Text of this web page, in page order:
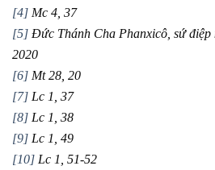
[4] Mc 4, 37
[5] Đức Thánh Cha Phanxicô, sứ
2020
[6] Mt 28, 20
[7] Lc 1, 37
[8] Lc 1, 38
[9] Lc 1, 49
[10] Lc 1, 51-52